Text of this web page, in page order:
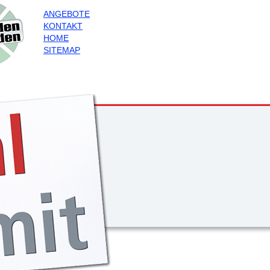
ANGEBOTE
KONTAKT
HOME
SITEMAP